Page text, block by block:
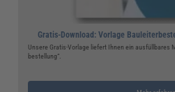
Gratis-Download: Vorlage
Unsere Gratis-Vorlage liefert Ihnen ein ausfüllbares
bestellung“.